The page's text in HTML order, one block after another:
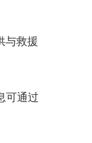
与救援
可通过